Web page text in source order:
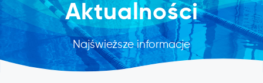
Aktualności
Najświeższe informacje